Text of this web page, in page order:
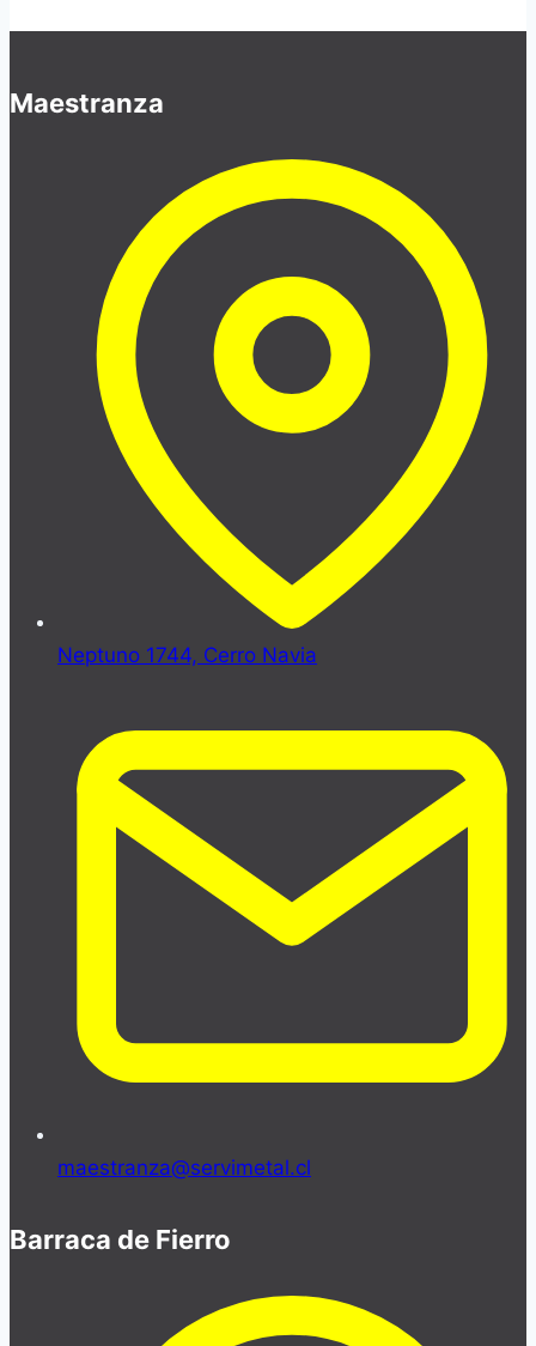
Maestranza
Neptuno 1744, Cerro Navia
maestranza@servimetal.cl
Barraca de Fierro